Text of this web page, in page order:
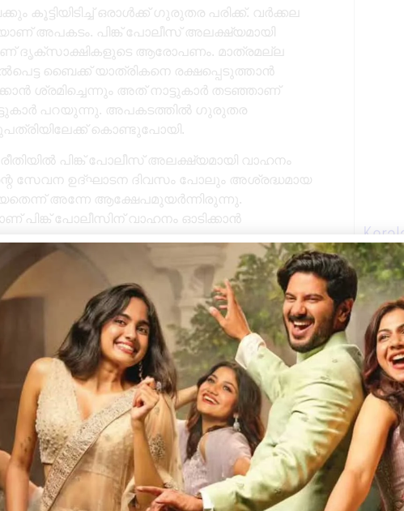
ഒരാൾക്ക് ഗുരുതര പരിക്ക്. വർക്കല
അപകടം. പിങ്ക് പോലീസ്‌ അലക്ഷ്യമായി
ദൃക്‌സാക്ഷികളുടെ ആരോപണം. മാത്രമല്ല
ബൈക്ക് യാത്രികനെ രക്ഷപ്പെടുത്താൻ
ശ്രമിച്ചെന്നും അത് നാട്ടുകാർ തടഞ്ഞാണ്
പറയുന്നു. അപകടത്തിൽ ഗുരുതര
കൊണ്ടുപോയി.
പിങ്ക് പോലീസ് അലക്ഷ്യമായി വാഹനം
സേവന ഉദ്ഘാടന ദിവസം പോലും അശ്രദ്ധമായ
അന്നേ ആക്ഷേപമുയർന്നിരുന്നു.
പിങ്ക് പോലീസിന് വാഹനം ഓടിക്കാൻ
Next
Telegram WhatsApp Print